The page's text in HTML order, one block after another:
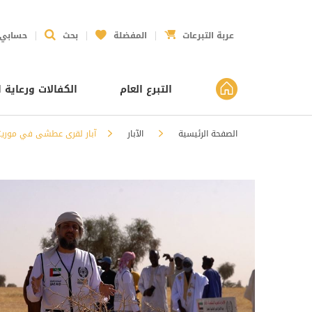
حسابي بحث المفضلة عربة التبرعات
التبرع العام الكفالات ورعاية
الصفحة الرئيسية الآبار آبار لقرى عطشى في